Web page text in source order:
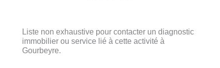
Liste non exhaustive pour contacter un diagnostic
immobilier ou service lié à cette activité à
Gourbeyre.